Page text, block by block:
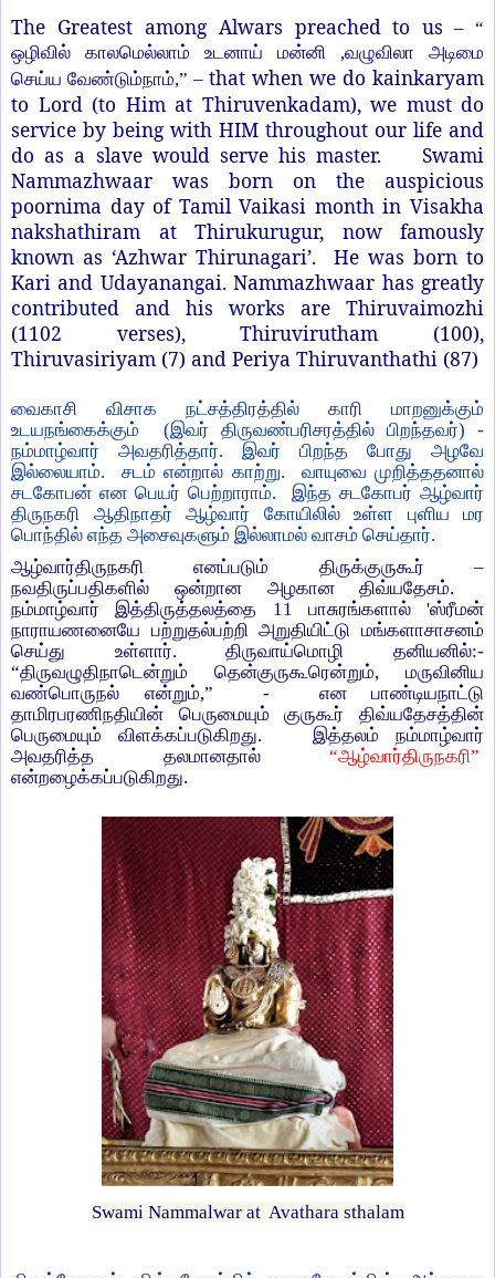
The Greatest among Alwars preached to us – “
ஒழிவில் காலமெல்லாம் உடனாய் மன்னி ,வழுவிலா அடிமை
செய்ய வேண்டும்நாம்,” – that when we do kainkaryam
to Lord (to Him at Thiruvenkadam), we must do
service by being with HIM throughout our life and
do as a slave would serve his master.
Swami
Nammazhwaar was born on the auspicious
poornima day of Tamil Vaikasi month in Visakha
nakshathiram at Thirukurugur, now famously
known as ‘Azhwar Thirunagari’. He was born to
Kari and Udayanangai. Nammazhwaar has greatly
contributed and his works are Thiruvaimozhi
(1102 verses), Thiruvirutham (100),
Thiruvasiriyam (7) and Periya Thiruvanthathi (87)
வைகாசி விசாக நட்சத்திரத்தில் காரி மாறனுக்கும்
உடயநங்கைக்கும்
(இவர் திருவண்பரிசரத்தில் பிறந்தவர்) -
நம்மாழ்வார் அவதரித்தார். இவர் பிறந்த போது அழவே
இல்லையாம். சடம் என்றால் காற்று. வாயுவை முறித்ததனால்
சடகோபன் என பெயர் பெற்றாராம். இந்த சடகோபர் ஆழ்வார்
திருநகரி ஆதிநாதர் ஆழ்வார் கோயிலில் உள்ள புளிய மர
பொந்தில் எந்த அசைவுகளும் இல்லாமல் வாசம் செய்தார்.
ஆழ்வார்திருநகரி எனப்படும் திருக்குருகூர் –
நவதிருப்பதிகளில் ஒன்றான அழகான திவ்யதேசம்.
நம்மாழ்வார் இத்திருத்தலத்தை 11 பாசுரங்களால் 'ஸ்ரீமன்
நாராயணனையே பற்றுதல்பற்றி அறுதியிட்டு மங்களாசாசனம்
செய்து உள்ளார். திருவாய்மொழி தனியனில்:-
“திருவழுதிநாடென்றும் தென்குருகூரென்றும், மருவினிய
வண்பொருநல் என்றும்,” - என பாண்டியநாட்டு
தாமிரபரணிநதியின் பெருமையும் குருகூர் திவ்யதேசத்தின்
பெருமையும் விளக்கப்படுகிறது. இத்தலம் நம்மாழ்வார்
அவதரித்த தலமானதால் “ஆழ்வார்திருநகரி”
என்றழைக்கப்படுகிறது.
Swami Nammalwar at Avathara sthalam